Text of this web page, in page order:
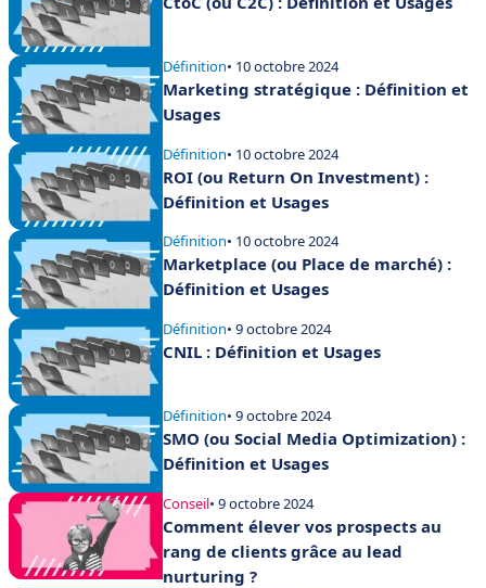
Définition• 10 octobre 2024
Marketing stratégique : Définition et
Usages
Définition• 10 octobre 2024
ROI (ou Return On Investment) :
Définition et Usages
Définition• 10 octobre 2024
Marketplace (ou Place de marché) :
Définition et Usages
Définition• 9 octobre 2024
CNIL : Définition et Usages
Définition• 9 octobre 2024
SMO (ou Social Media Optimization) :
Définition et Usages
Conseil• 9 octobre 2024
Comment élever vos prospects au
rang de clients grâce au lead
nurturing ?